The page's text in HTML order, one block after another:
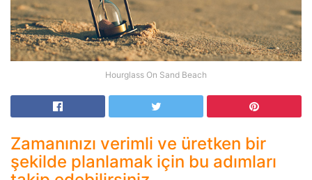
Hourglass On Sand Beach
Zamanınızı verimli ve üretken bir
şekilde planlamak için bu adımları